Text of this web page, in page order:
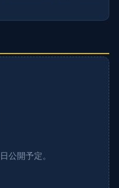
公開予定。